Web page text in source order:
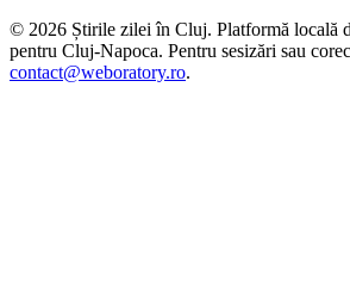
© 2026 Știrile zilei în Cluj. Platformă locală
pentru Cluj-Napoca. Pentru sesizări sau
contact@weboratory.ro.